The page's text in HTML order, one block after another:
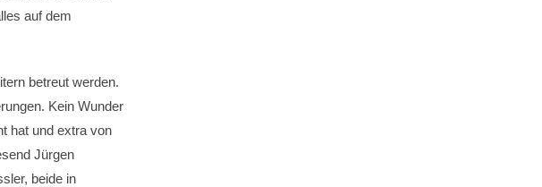
auf dem
betreut werden.
Kein Wunder
hat und extra von
Jürgen
beide in